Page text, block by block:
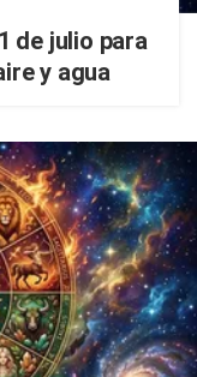
de julio para
y agua